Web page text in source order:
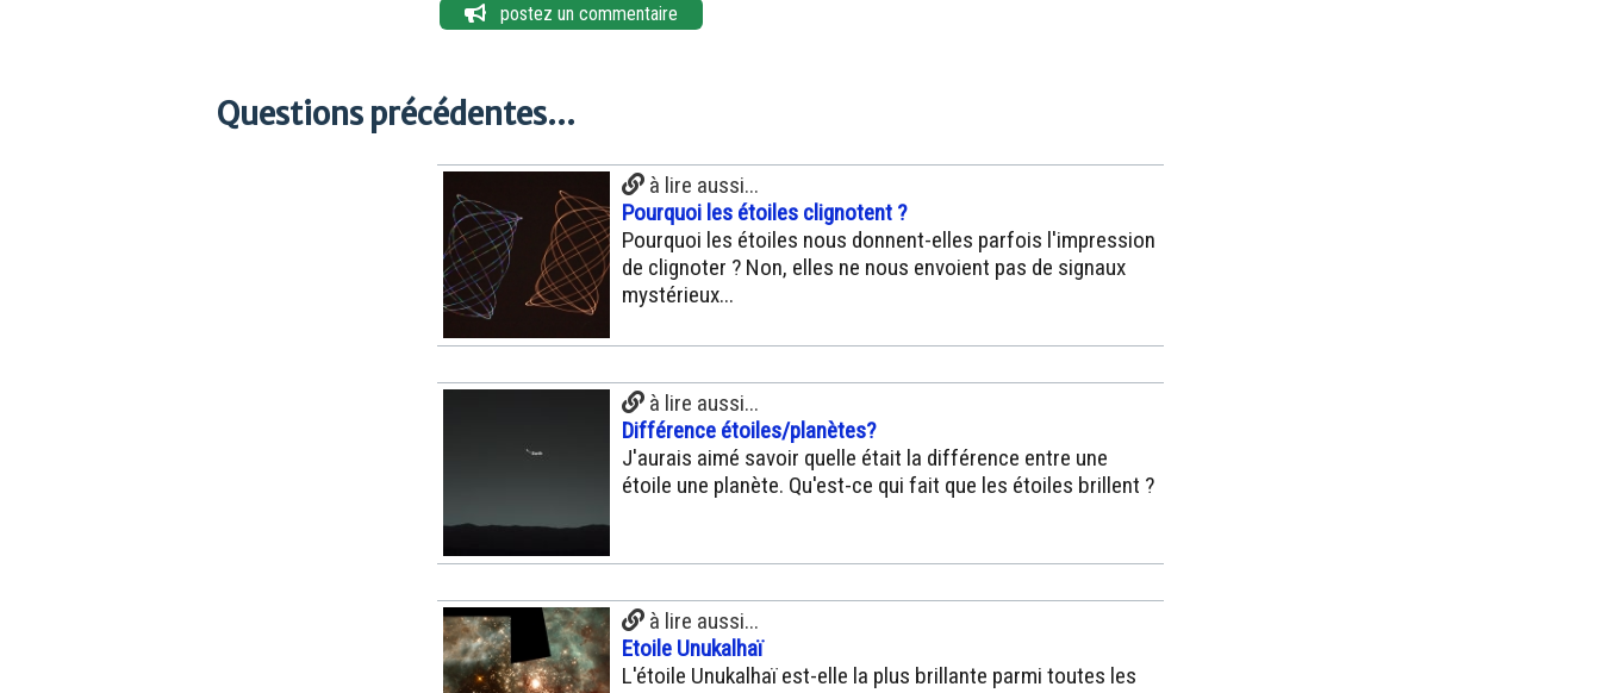
postez un commentaire
Questions précédentes...
à lire aussi...
Pourquoi les étoiles clignotent ?
Pourquoi les étoiles nous donnent-elles parfois l'impression
de clignoter ? Non, elles ne nous envoient pas de signaux
mystérieux...
à lire aussi...
Différence étoiles/planètes?
J'aurais aimé savoir quelle était la différence entre une
étoile une planète. Qu'est-ce qui fait que les étoiles brillent ?
à lire aussi...
Etoile Unukalhaï
L'étoile Unukalhaï est-elle la plus brillante parmi toutes les